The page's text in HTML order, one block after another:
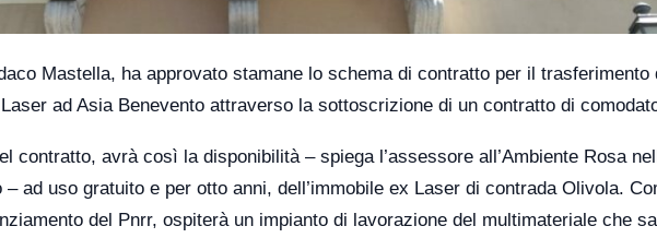
Mastella, ha approvato stamane lo schema di contratto per il trasferimento
ad Asia Benevento attraverso la sottoscrizione di un contratto di
contratto, avrà così la disponibilità – spiega l’assessore all’Ambiente Rosa
ad uso gratuito e per otto anni, dell’immobile ex Laser di contrada Olivola.
del Pnrr, ospiterà un impianto di lavorazione del multimateriale che